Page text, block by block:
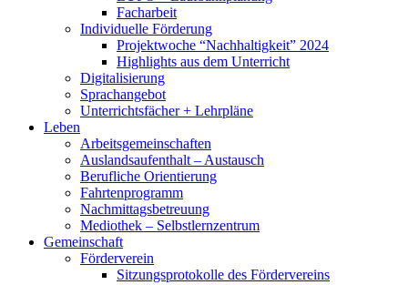
Facharbeit
Individuelle Förderung
Projektwoche “Nachhaltigkeit” 2024
Highlights aus dem Unterricht
Digitalisierung
Sprachangebot
Unterrichtsfächer + Lehrpläne
Leben
Arbeitsgemeinschaften
Auslandsaufenthalt – Austausch
Berufliche Orientierung
Fahrtenprogramm
Nachmittagsbetreuung
Mediothek – Selbstlernzentrum
Gemeinschaft
Förderverein
Sitzungsprotokolle des Fördervereins